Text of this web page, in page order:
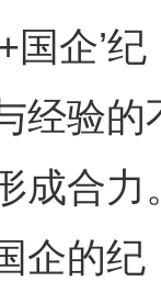
国企’
经验
成合
企的